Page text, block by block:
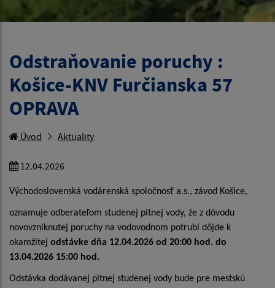
Odstraňovanie poruchy :
Košice-KNV Furčianska 57
OPRAVA
Úvod Aktuality
12.04.2026
Východoslovenská vodárenská spoločnosť a.s., závod Košice,
oznamuje odberateľom studenej pitnej vody, že z dôvodu
novovzniknutej poruchy na vodovodnom potrubí dôjde k
okamžitej odstávke dňa 12.04.2026 od 20:00 hod. do
13.04.2026 15:00 hod.
Odstávka dodávanej pitnej studenej vody bude pre mestskú